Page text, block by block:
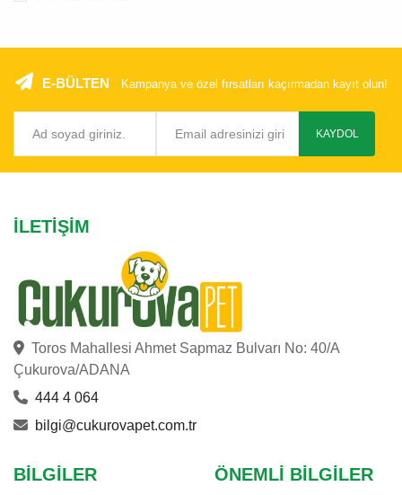
E-BÜLTEN Kampanya ve özel fırsatları kaçırmadan kayıt olun!
KAYDOL
İLETIŞIM
Toros Mahallesi Ahmet Sapmaz Bulvarı No: 40/A
Çukurova/ADANA
444 4 064
bilgi@cukurovapet.com.tr
BILGILER ÖNEMLI BILGILER